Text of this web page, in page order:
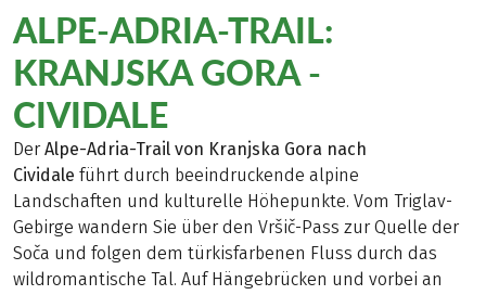
ALPE-ADRIA-TRAIL:
KRANJSKA GORA -
CIVIDALE
Der Alpe-Adria-Trail von Kranjska Gora nach
Cividale führt durch beeindruckende alpine
Landschaften und kulturelle Höhepunkte. Vom Triglav-
Gebirge wandern Sie über den Vršič-Pass zur Quelle der
Soča und folgen dem türkisfarbenen Fluss durch das
wildromantische Tal. Auf Hängebrücken und vorbei an